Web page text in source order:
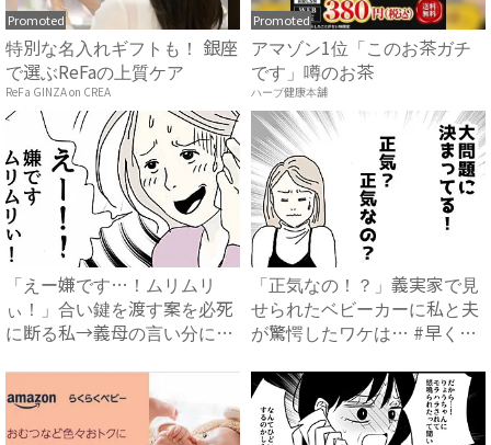
Promoted
特別な名入れギフトも！ 銀座
で選ぶReFaの上質ケア
ReFa GINZA on CREA
Promoted
アマゾン1位「このお茶ガチ
です」噂のお茶
ハーブ健康本舗
「えー嫌です…！ムリムリ
ぃ！」合い鍵を渡す案を必死
に断る私→義母の言い分にあ
「正気なの！？」義実家で見
せられたベビーカーに私と夫
が驚愕したワケは… #早く